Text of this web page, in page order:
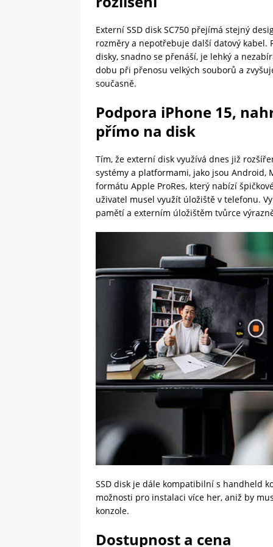
Externí SSD disk SC750 přejímá stejný
rozměry a nepotřebuje další datový kabel.
disky, snadno se přenáší, je lehký a
dobu při přenosu velkých souborů a
současně.
Podpora iPhone 15,
přímo na disk
Tím, že externí disk využívá dnes již
systémy a platformami, jako jsou Android,
formátu Apple ProRes, který nabízí
uživatel musel využít úložiště v telefonu.
pamětí a externím úložištěm tvůrce
SSD disk je dále kompatibilní s handheld
možnosti pro instalaci více her, aniž by
konzole.
Dostupnost a cena